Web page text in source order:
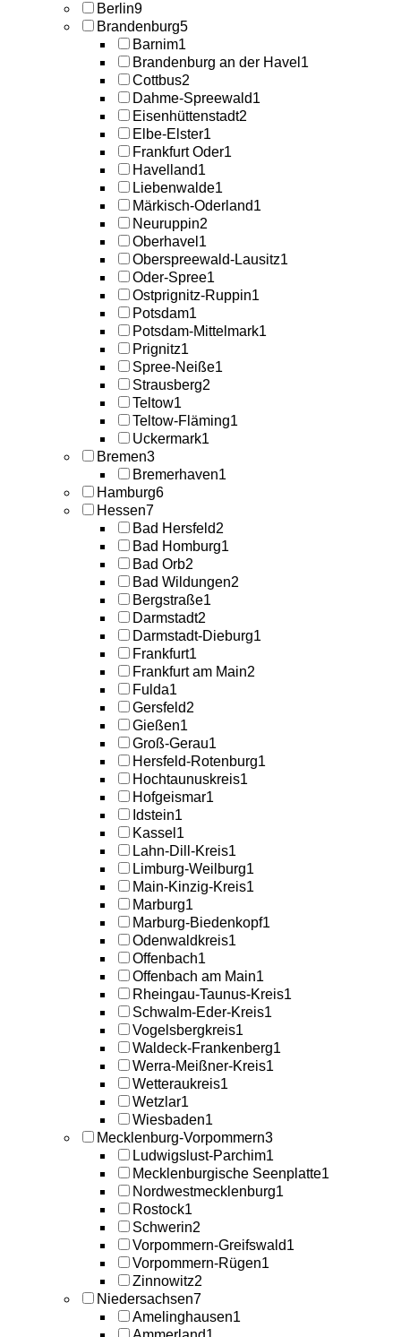
Berlin9
Brandenburg5
Barnim1
Brandenburg an der Havel 1
Cottbus2
Dahme-Spreewald1
Eisenhüttenstadt2
Elbe-Elster1
Frankfurt Oder1
Havelland1
Liebenwalde1
Märkisch-Oderland1
Neuruppin2
Oberhavel 1
Oberspreewald-Lausitz1
Oder-Spree1
Ostprignitz-Ruppin1
Potsdam1
Potsdam-Mittelmark1
Prignitz1
Spree-Neiße1
Strausberg2
Teltow1
Teltow-Fläming1
Uckermark1
Bremen3
Bremerhaven1
Hamburg6
Hessen7
Bad Hersfeld2
Bad Homburg1
Bad Orb2
Bad Wildungen2
Bergstraße1
Darmstadt2
Darmstadt-Dieburg1
Frankfurt1
Frankfurt am Main2
Fulda1
Gersfeld2
Gießen1
Groß-Gerau1
Hersfeld-Rotenburg1
Hochtaunuskreis1
Hofgeismar1
Idstein1
Kassel 1
Lahn-Dill-Kreis1
Limburg-Weilburg1
Main-Kinzig-Kreis1
Marburg1
Marburg-Biedenkopf1
Odenwaldkreis1
Offenbach1
Offenbach am Main1
Rheingau-Taunus-Kreis1
Schwalm-Eder-Kreis1
Vogelsbergkreis1
Waldeck-Frankenberg1
Werra-Meißner-Kreis1
Wetteraukreis1
Wetzlar1
Wiesbaden1
Mecklenburg-Vorpommern3
Ludwigslust-Parchim1
Mecklenburgische Seenplatte1
Nordwestmecklenburg1
Rostock1
Schwerin2
Vorpommern-Greifswald1
Vorpommern-Rügen1
Zinnowitz2
Niedersachsen7
Amelinghausen1